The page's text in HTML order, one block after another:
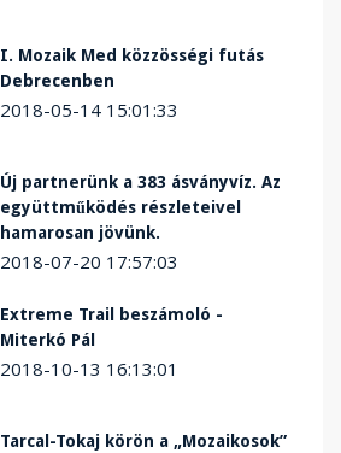
I. Mozaik Med közzösségi futás
Debrecenben
2018-05-14 15:01:33
Új partnerünk a 383 ásványvíz. Az
együttműködés részleteivel
hamarosan jövünk.
2018-07-20 17:57:03
Extreme Trail beszámoló -
Miterkó Pál
2018-10-13 16:13:01
Tarcal-Tokaj körön a „Mozaikosok”